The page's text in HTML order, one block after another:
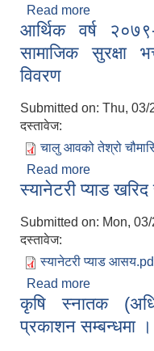
Read more
आर्थिक वर्ष
सामाजिक सुरक्षा
विवरण
Submitted on: Thu, 03/
दस्तावेज:
चालु आवको तेश्रो
Read more
सामाजिक
स्यानेटरी प्याड
Submitted on: Mon,
दस्तावेज:
स्यानेटरी प्याड
Read more
कृषि स्‍नातक
प्रकाशन सम्बन्धमा ।